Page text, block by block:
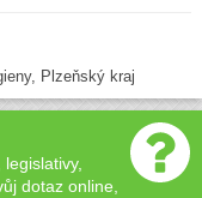
Plzeňský kraj
dotaz online,